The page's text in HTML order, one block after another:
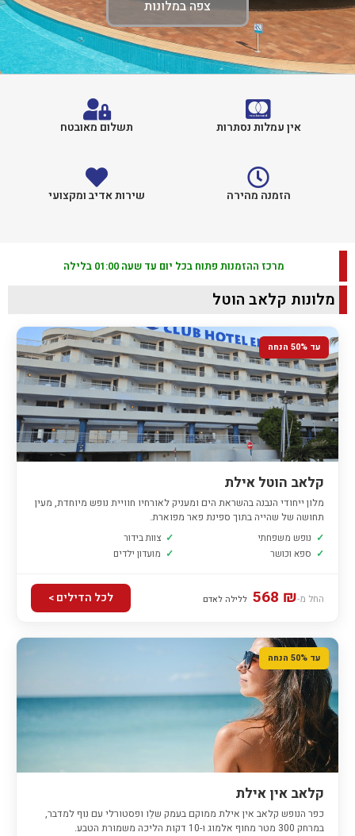
צפה במלונות
אין עמלות נסתרות תשלום מאובטח
הזמנה מהירה שירות אדיב ומקצועי
מרכז ההזמנות פתוח בכל יום עד שעה 01:00 בלילה
מלונות קלאב הוטל
עד 50% הנחה
קלאב הוטל אילת
מלון ייחודי הנבנה בהשראת הים ומעניק לאורחיו חוויית נופש מיוחדת, מעין
תחושה של שהייה בתוך ספינת פאר מפוארת.
✓ נופש משפחתי ✓ צוות בידור
✓ ספא וכושר ✓ מועדון ילדים
החל מ-₪ 568 ללילה לאדם לכל הדילים >
עד 50% הנחה
קלאב אין אילת
כפר הנופש קלאב אין אילת ממוקם בעמק שלֵו ופסטורלי עם נוף למדבר,
במרחק 300 מטר מחוף אלמוג ו-10 דקות הליכה משמורת הטבע.